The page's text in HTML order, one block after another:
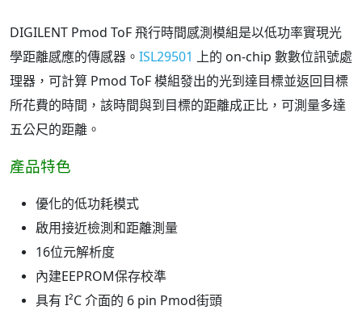
DIGILENT Pmod ToF 飛行時間感測模組是以低功率實現光
學距離感應的傳感器。 ISL29501 上的 on-chip 數數位訊號處
理器，可計算 Pmod ToF 模組發出的光到達目標並返回目標
所花費的時間，該時間與到目標的距離成正比，可測量多達
五公尺的距離。
產品特色
優化的低功耗模式
啟用接近檢測和距離測量
16位元解析度
內建EEPROM保存校準
具有 I²C 介面的 6 pin Pmod街頭